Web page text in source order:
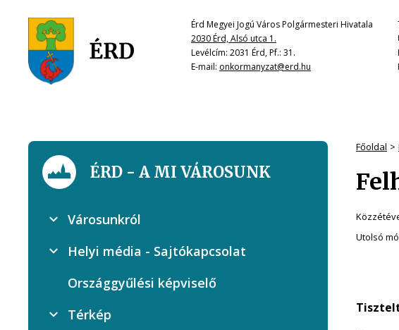
Érd Megyei Jogú Város Polgármesteri Hivatala
2030 Érd, Alsó utca 1.
Levélcím: 2031 Érd, Pf.: 31.
E-mail: onkormanyzat@erd.hu
Főoldal
Utolsó
ÉRD - A MI VÁROSUNK
Városunkról
Helyi média - Sajtókapcsolat
Országgyűlési képviselő
Térkép